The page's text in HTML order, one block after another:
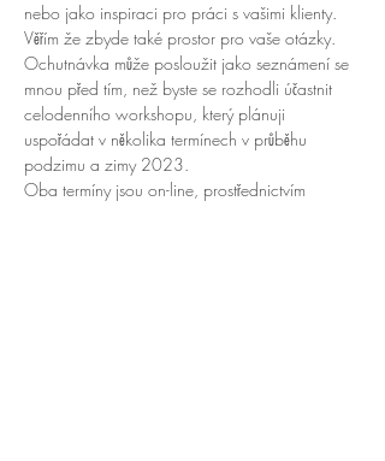
nebo jako inspiraci pro práci s vašimi klienty.
Věřím že zbyde také prostor pro vaše otázky.
Ochutnávka může posloužit jako seznámení se
mnou před tím, než byste se rozhodli účastnit
celodenního workshopu, který plánuji
uspořádat v několika termínech v průběhu
podzimu a zimy 2023.
Oba termíny jsou on-line, prostřednictvím